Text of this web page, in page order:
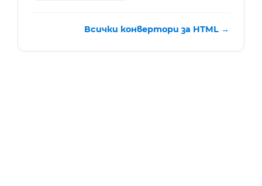
Всички конвертори за HTML →